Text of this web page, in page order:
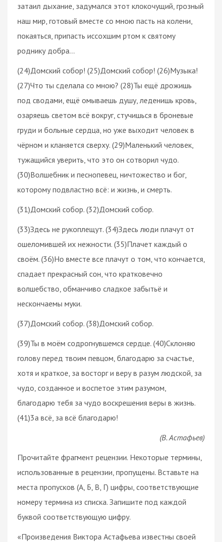
затаил дыхание, задумался этот клокочущий, грозный
наш мир, готовый вместе со мною пасть на колени,
покаяться, припасть иссохшим ртом к святому
роднику добра...
(24)Домский собор! (25)Домский собор! (26)Музыка!
(27)Что ты сделала со мною? (28)Ты ещё дрожишь
под сводами, ещё омываешь душу, леденишь кровь,
озаряешь светом всё вокруг, стучишься в броневые
груди и больные сердца, но уже выходит человек в
чёрном и кланяется сверху. (29)Маленький человек,
тужащийся уверить, что это он сотворил чудо.
(30)Волшебник и песнопевец, ничтожество и бог,
которому подвластно всё: и жизнь, и смерть.
(31)Домский собор. (32)Домский собор.
(33)Здесь не рукоплещут. (34)Здесь люди плачут от
ошеломившей их нежности. (35)Плачет каждый о
своём. (36)Но вместе все плачут о том, что кончается,
спадает прекрасный сон, что кратковечно
волшебство, обманчиво сладкое забытьё и
нескончаемы муки.
(37)Домский собор. (38)Домский собор.
(39)Ты в моём содрогнувшемся сердце. (40)Склоняю
голову перед твоим певцом, благодарю за счастье,
хотя и краткое, за восторг и веру в разум людской, за
чудо, созданное и воспетое этим разумом,
благодарю тебя за чудо воскрешения веры в жизнь.
(41)3а всё, за всё благодарю!
(В. Астафьев)
Прочитайте фрагмент рецензии. Некоторые термины,
использованные в рецензии, пропущены. Вставьте на
места пропусков (А, Б, В, Г) цифры, соответствующие
номеру термина из списка. Запишите под каждой
буквой соответствующую цифру.
«Произведения Виктора Астафьева известны своей